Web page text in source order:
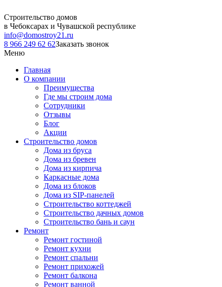
Строительство домов
в Чебоксарах и Чувашской республике
info@domostroy21.ru
8 966 249 62 62Заказать звонок
Меню
Главная
О компании
Преимущества
Где мы строим дома
Сотрудники
Отзывы
Блог
Акции
Строительство домов
Дома из бруса
Дома из бревен
Дома из кирпича
Каркасные дома
Дома из блоков
Дома из SIP-панелей
Строительство коттеджей
Строительство дачных домов
Строительство бань и саун
Ремонт
Ремонт гостиной
Ремонт кухни
Ремонт спальни
Ремонт прихожей
Ремонт балкона
Ремонт ванной